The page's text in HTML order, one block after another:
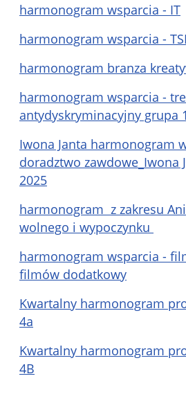
harmonogram wsparcia - IT
harmonogram wsparcia -
harmonogram branza
harmonogram wsparcia -
antydyskryminacyjny grupa
Iwona Janta harmonogram
doradztwo zawdowe_Iwona
2025
harmonogram z zakresu
wolnego i wypoczynku
harmonogram wsparcia -
filmów dodatkowy
Kwartalny harmonogram
4a
Kwartalny harmonogram
4B